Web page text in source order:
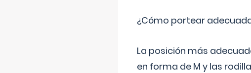
¿Cómo portear
La posición más
en forma de M y las